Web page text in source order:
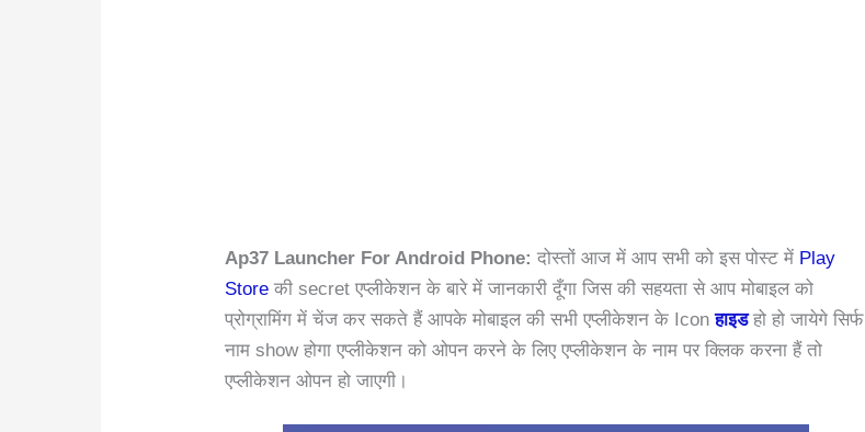
Ap37 Launcher For Android Phone: दोस्तों आज में आप सभी को इस पोस्ट में Play
Store की secret एप्लीकेशन के बारे में जानकारी दूँगा जिस की सहयता से आप मोबाइल को
प्रोग्रामिंग में चेंज कर सकते हैं आपके मोबाइल की सभी एप्लीकेशन के Iconहाइडहो हो जायेगे सिर्फ
नाम show होगा एप्लीकेशन को ओपन करने के लिए एप्लीकेशन के नाम पर क्लिक करना हैं तो
एप्लीकेशन ओपन हो जाएगी।